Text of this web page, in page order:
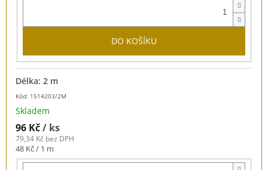
DO KOŠÍKU
Kód: 1514203/2M
Délka: 2 m
Skladem
96 Kč/ ks
79,34 Kč bez DPH
Měrná
cena:
48 Kč / 1 m